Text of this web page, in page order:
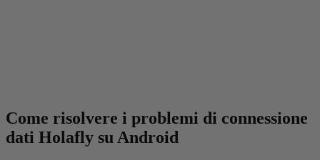
Come risolvere i problemi di connessione
dati Holafly su Android